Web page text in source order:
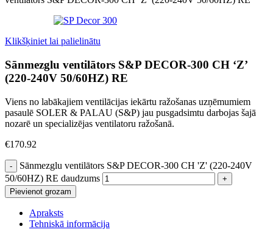
Klikšķiniet lai palielinātu
Sānmezglu ventilātors S&P DECOR-300 CH ‘Z’
(220-240V 50/60HZ) RE
Viens no labākajiem ventilācijas iekārtu ražošanas uzņēmumiem
pasaulē SOLER & PALAU (S&P) jau pusgadsimtu darbojas šajā
nozarē un specializējas ventilatoru ražošanā.
€170.92
Sānmezglu ventilātors S&P DECOR-300 CH 'Z' (220-240V
50/60HZ) RE daudzums
Pievienot grozam
Apraksts
Tehniskā informācija